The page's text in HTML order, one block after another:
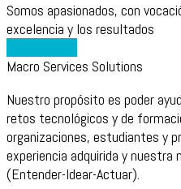
Somos apasionados, con
excelencia y los resultados
Macro Services Solutions
Nuestro propósito es poder
retos tecnológicos y de
organizaciones, estudiantes y
experiencia adquirida y
(Entender-Idear-Actuar).